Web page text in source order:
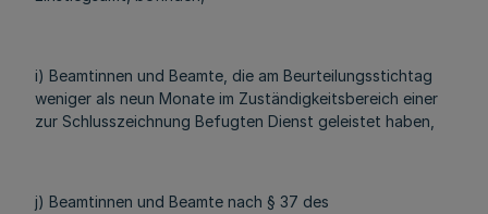
i) Beamtinnen und Beamte, die am Beurteilungsstichtag
weniger als neun Monate im Zuständigkeitsbereich einer
zur Schlusszeichnung Befugten Dienst geleistet haben,
j) Beamtinnen und Beamte nach § 37 des